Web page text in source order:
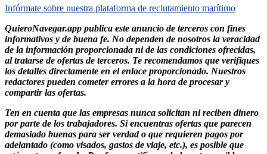
Infórmate sobre nuestra plataforma de reclutamiento marítimo
QuieroNavegar.app publica este anuncio de terceros con fines
informativos y de buena fe. No dependen de nosotros la veracidad
de la información proporcionada ni de las condiciones ofrecidas,
al tratarse de ofertas de terceros. Te recomendamos que verifiques
los detalles directamente en el enlace proporcionado. Nuestros
redactores pueden cometer errores a la hora de procesar y
compartir las ofertas.
Ten en cuenta que las empresas nunca solicitan ni reciben dinero
por parte de los trabajadores. Si encuentras ofertas que parecen
demasiado buenas para ser verdad o que requieren pagos por
adelantado (como visados, gastos de viaje, etc.), es posible que